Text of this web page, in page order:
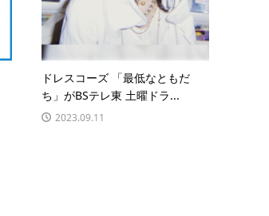
ドレスコーズ 「最低なともだ
ち」がBSテレ東 土曜ドラ...
2023.09.11